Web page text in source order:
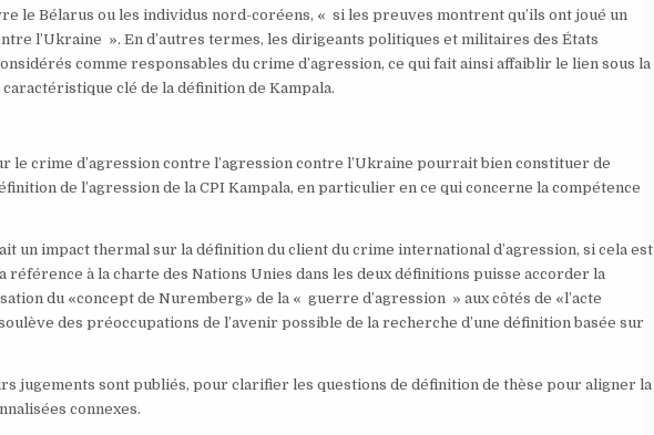
le Bélarus ou les individus nord-coréens, « si les preuves montrent qu’ils ont joué un
l’Ukraine ». En d’autres termes, les dirigeants politiques et militaires des États
comme responsables du crime d’agression, ce qui fait ainsi affaiblir le lien sous la
clé de la définition de Kampala.
le crime d’agression contre l’agression contre l’Ukraine pourrait bien constituer de
de l’agression de la CPI Kampala, en particulier en ce qui concerne la compétence
un impact thermal sur la définition du client du crime international d’agression, si cela est
à la charte des Nations Unies dans les deux définitions puisse accorder la
du «concept de Nuremberg» de la « guerre d’agression » aux côtés de «l’acte
des préoccupations de l’avenir possible de la recherche d’une définition basée sur
jugements sont publiés, pour clarifier les questions de définition de thèse pour aligner la
connexes.